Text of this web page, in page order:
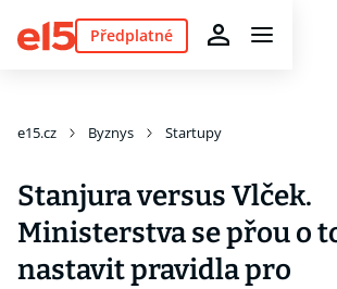
Předplatné
e15.cz Byznys Startupy
Stanjura versus Vlček.
Ministerstva se přou o
nastavit pravidla pro